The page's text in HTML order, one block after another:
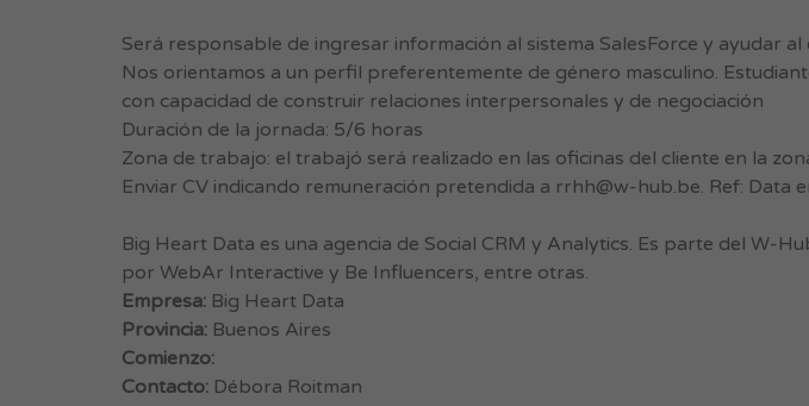
Será responsable de ingresar información al sistema SalesForce y ayudar
Nos orientamos a un perfil preferentemente de género masculino.
con capacidad de construir relaciones interpersonales y de negociación
Duración de la jornada: 5/6 horas
Zona de trabajo: el trabajó será realizado en las oficinas del cliente en la
Enviar CV indicando remuneración pretendida a rrhh@w-hub.be. Ref: Data
Big Heart Data es una agencia de Social CRM y Analytics. Es parte del W-
por WebAr Interactive y Be Influencers, entre otras.
Empresa: Big Heart Data
Provincia: Buenos Aires
Comienzo:
Contacto: Débora Roitman